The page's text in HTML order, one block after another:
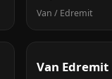
Van / Edremit
Van Edremit